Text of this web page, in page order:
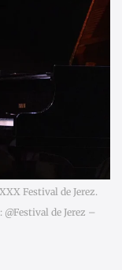
Festival de Jerez.
@Festival de Jerez –